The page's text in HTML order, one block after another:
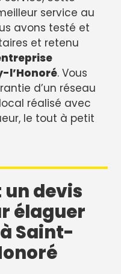
service au
avons testé et
et retenu
l’Honoré. Vous
d’un réseau
réalisé avec
le tout à petit
un devis
élaguer
Saint-